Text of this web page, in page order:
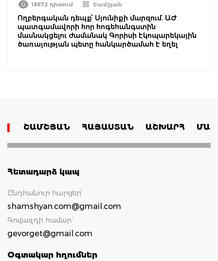
18872 դիտում Շամշյան
Ողբերգական դեպք՝ Սյունիքի մարզում. ԱԺ
պատգամավորի հոր հոգեհանգստին
մասնակցելու ժամանակ Գորիսի էկոպարեկային
ծառայության պետը հանկարծամահ է եղել
ՇԱՄՇՅԱՆ ՀԱՅԱՍՏԱՆ ԱՇԽԱՐՀ
Հետադարձ կապ
Ընդհանուր հարցեր՝
shamshyan.com@gmail.com
Գովազդի համար`
gevorget@gmail.com
Օգտակար հղումներ